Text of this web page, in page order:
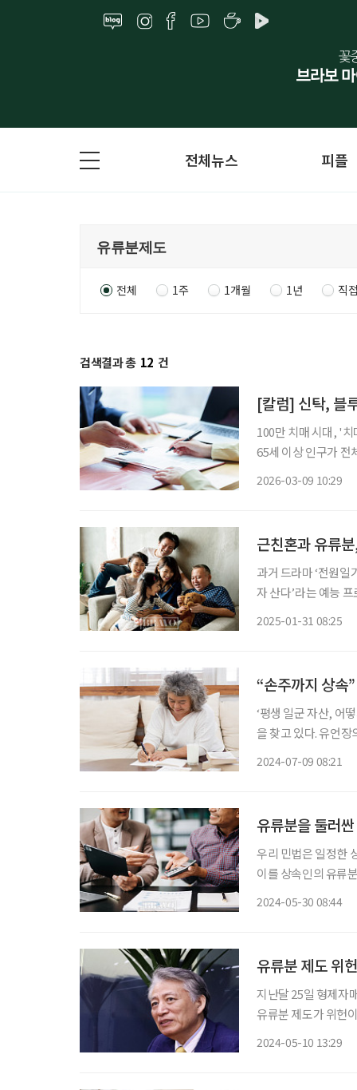
전체뉴스 피플
전체 1주 1개월 1년 직
검색결과 총 12 건
[칼럼] 신탁, 블
100만 치매 시대, '치매머니'가 경제
65세 이상 인구가 전
2026-03-09 10:29
근친혼과 유류
과거 드라마 ‘전원일
자 산다’라는 예능
2025-01-31 08:25
“손주까지 상속
‘평생 일군 자산, 어
을 찾고 있다. 유언
2024-07-09 08:21
유류분을 둘러
우리 민법은 일정한
이를 상속인의 유류
2024-05-30 08:44
유류분 제도 위
지난달 25일 형제자
유류분 제도가 위헌
2024-05-10 13:29